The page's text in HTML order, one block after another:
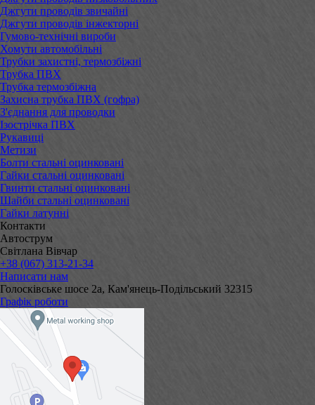
Джгути проводів звичайні
Джгути проводів інжекторні
Гумово-технічні вироби
Хомути автомобільні
Трубки захистні, термозбіжні
Трубка ПВХ
Трубка термозбіжна
Захисна трубка ПВХ (гофра)
З'єднання для проводки
Ізострічка ПВХ
Рукавиці
Метизи
Болти стальні оцинковані
Гайки стальні оцинковані
Гвинти стальні оцинковані
Шайби стальні оцинковані
Гайки латунні
Контакти
Автострум
Світлана Вівчар
+38 (067) 313-21-34
Написати нам
Голосківське шосе 2а, Кам'янець-Подільський 32315
Графік роботи